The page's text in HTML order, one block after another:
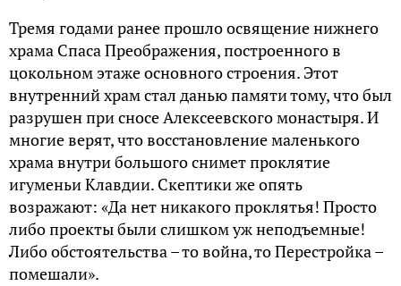
Тремя годами ранее прошло освящение нижнего
храма Спаса Преображения, построенного в
цокольном этаже основного строения. Этот
внутренний храм стал данью памяти тому, что был
разрушен при сносе Алексеевского монастыря. И
многие верят, что восстановление маленького
храма внутри большого снимет проклятие
игуменьи Клавдии. Скептики же опять
возражают: «Да нет никакого проклятья! Просто
либо проекты были слишком уж неподъемные!
Либо обстоятельства – то война, то Перестройка –
помешали».